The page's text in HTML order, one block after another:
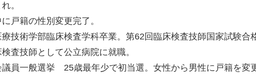
。
戸籍の性別変更完了。
技術学部臨床検査学科卒業。第62回臨床検査技師国 家試験合
査技師として公立病院に就職。
員一般選挙 25歳最年少で初当選。女性から男性に戸籍を変